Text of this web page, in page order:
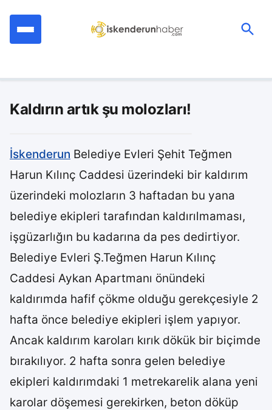
Kaldırın artık şu molozları!
İskenderun Belediye Evleri Şehit Teğmen
Harun Kılınç Caddesi üzerindeki bir kaldırım
üzerindeki molozların 3 haftadan bu yana
belediye ekipleri tarafından kaldırılmaması,
işgüzarlığın bu kadarına da pes dedirtiyor.
Belediye Evleri Ş.Teğmen Harun Kılınç
Caddesi Aykan Apartmanı önündeki
kaldırımda hafif çökme olduğu gerekçesiyle 2
hafta önce belediye ekipleri işlem yapıyor.
Ancak kaldırım karoları kırık dökük bir biçimde
bırakılıyor. 2 hafta sonra gelen belediye
ekipleri kaldırımdaki 1 metrekarelik alana yeni
karolar döşemesi gerekirken, beton döküp